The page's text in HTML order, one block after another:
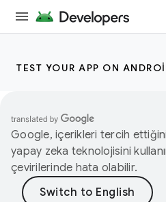
TEST YOUR APP ON
Google, içerikleri tercih
yapay zeka teknolojisini
çevirilerinde hata olabilir.